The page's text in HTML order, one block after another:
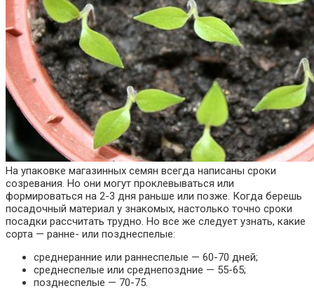
На упаковке магазинных семян всегда написаны сроки
созревания. Но они могут проклевываться или
формироваться на 2-3 дня раньше или позже. Когда берешь
посадочный материал у знакомых, настолько точно сроки
посадки рассчитать трудно. Но все же следует узнать, какие
сорта — ранне- или позднеспелые:
среднеранние или раннеспелые — 60-70 дней;
среднеспелые или среднепоздние — 55-65;
позднеспелые — 70-75.